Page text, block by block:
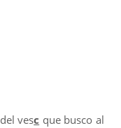
del vesc que busco al